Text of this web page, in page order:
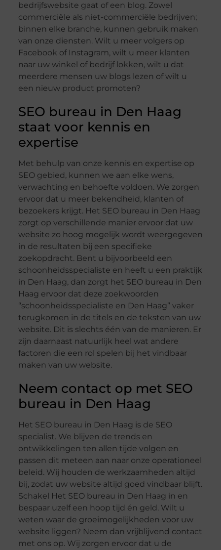
bedrijfswebsite gaat of een blog. Zowel
commerciële als niet-commerciële bedrijven;
binnen elke branche, kunnen gebruik maken
van onze diensten. Wilt u meer volgers op
Facebook of Instagram, wilt u meer klanten
naar uw winkel of bedrijf lokken, wilt u dat
meerdere mensen uw blogs lezen of wilt u
een nieuw product promoten?
SEO bureau in Den Haag
staat voor kennis en
expertise
Met behulp van onze kennis en expertise op
SEO gebied, kunnen we aan elke wens,
verwachting en behoefte voldoen. We zorgen
ervoor dat u meer bekendheid, klanten of
bezoekers krijgt. Het SEO bureau in Den Haag
zorgt op verschillende manier ervoor dat uw
website zo hoog mogelijk wordt weergegeven
in de resultaten bij een specifieke
zoekopdracht. Bent u bijvoorbeeld een
schoonheidsspecialiste en heeft u een praktijk
in Den Haag, dan zorgt het SEO bureau in Den
Haag ervoor dat deze zoekwoorden
“schoonheidsspecialiste en Den Haag” vaker
terugkomen in de titels en de teksten van uw
website. Dit is slechts één van de manieren. Er
zijn daarnaast natuurlijk heel wat andere
factoren die een rol spelen bij het vindbaar
maken van uw website.
Neem contact op met SEO
bureau in Den Haag
Het SEO bureau in Den Haag is de SEO
specialist. We blijven de trends en
ontwikkelingen ten allen tijde volgen en
passen dit meteen aan naar onze operationeel
beleid. Wij houden de werkzaamheden altijd
bij, zodat uw website altijd goed vindbaar blijft.
Schakel Het SEO bureau in Den Haag in en
bespaar uzelf een hoop tijd én geld. Wilt u
weten waar de groeimogelijkheden voor uw
website liggen? Neem dan vrijblijvend contact
met ons op. Wij zorgen ervoor dat u de